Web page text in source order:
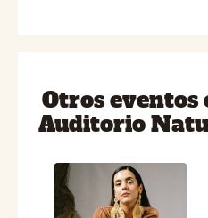
Otros eventos
Auditorio